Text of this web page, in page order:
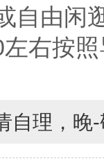
自由闲
右按
自理，晚